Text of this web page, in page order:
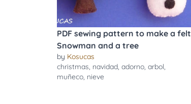
PDF sewing pattern to make a felt
Snowman and a tree
by Kosucas
christmas, navidad, adorno, arbol,
muñeco, nieve